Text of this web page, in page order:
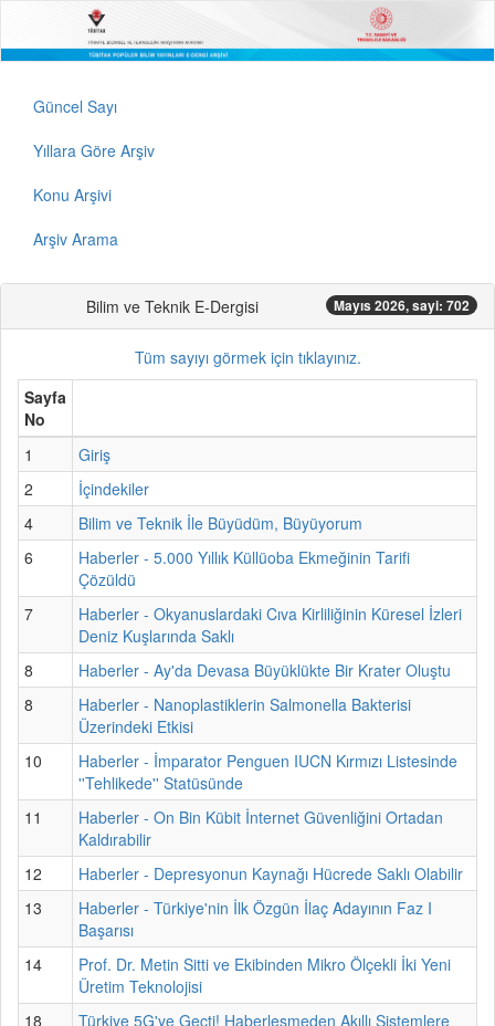
Güncel Sayı
Yıllara Göre Arşiv
Konu Arşivi
Arşiv Arama
Bilim ve Teknik E-Dergisi Mayıs 2026, sayi: 702
Tüm sayıyı görmek için tıklayınız.
Sayfa
No
1
Giriş
2
İçindekiler
4
Bilim ve Teknik İle Büyüdüm, Büyüyorum
6
Haberler - 5.000 Yıllık Küllüoba Ekmeğinin Tarifi
Çözüldü
7
Haberler - Okyanuslardaki Cıva Kirliliğinin Küresel İzleri
Deniz Kuşlarında Saklı
8
Haberler - Ay'da Devasa Büyüklükte Bir Krater Oluştu
8
Haberler - Nanoplastiklerin Salmonella Bakterisi
Üzerindeki Etkisi
10
Haberler - İmparator Penguen IUCN Kırmızı Listesinde
''Tehlikede'' Statüsünde
11
Haberler - On Bin Kübit İnternet Güvenliğini Ortadan
Kaldırabilir
12
Haberler - Depresyonun Kaynağı Hücrede Saklı Olabilir
13
Haberler - Türkiye'nin İlk Özgün İlaç Adayının Faz I
Başarısı
14
Prof. Dr. Metin Sitti ve Ekibinden Mikro Ölçekli İki Yeni
Üretim Teknolojisi
18
Türkiye 5G'ye Geçti! Haberleşmeden Akıllı Sistemlere